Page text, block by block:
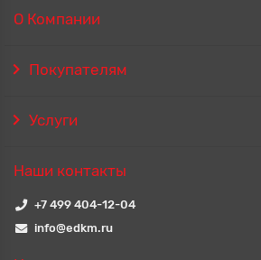
О Компании
Покупателям
Услуги
Наши контакты
+7 499 404-12-04
info@edkm.ru